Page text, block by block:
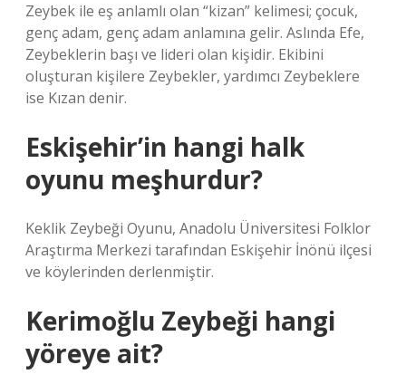
Zeybek ile eş anlamlı olan “kizan” kelimesi; çocuk,
genç adam, genç adam anlamına gelir. Aslında Efe,
Zeybeklerin başı ve lideri olan kişidir. Ekibini
oluşturan kişilere Zeybekler, yardımcı Zeybeklere
ise Kızan denir.
Eskişehir’in hangi halk
oyunu meşhurdur?
Keklik Zeybeği Oyunu, Anadolu Üniversitesi Folklor
Araştırma Merkezi tarafından Eskişehir İnönü ilçesi
ve köylerinden derlenmiştir.
Kerimoğlu Zeybeği hangi
yöreye ait?